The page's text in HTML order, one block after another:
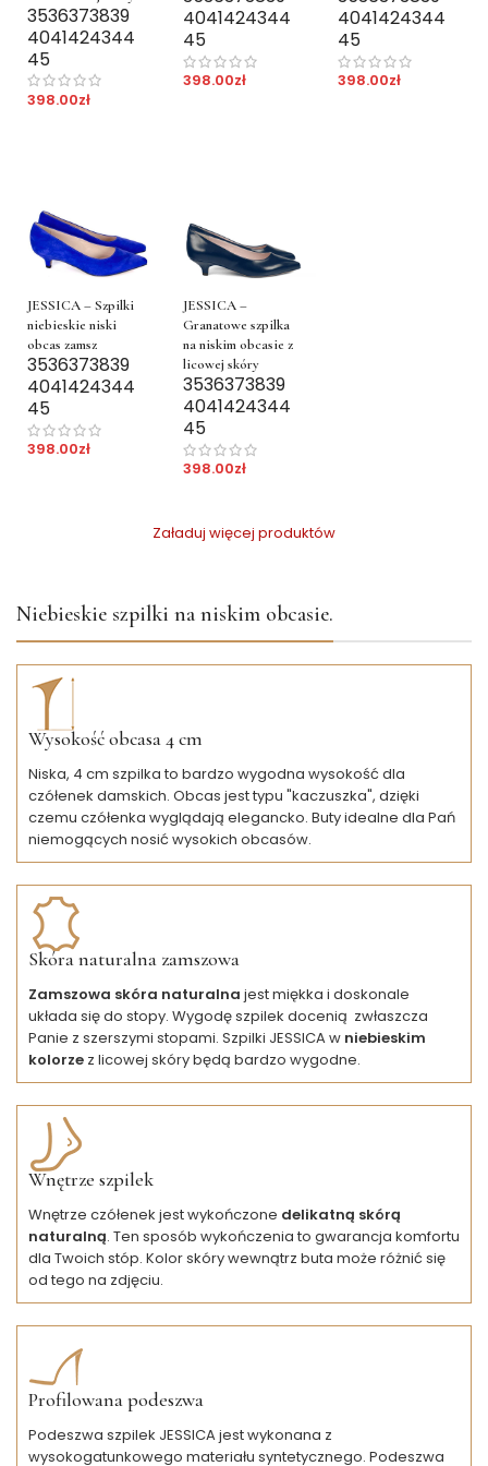
3536373839
4041424344
45
398.00zł
4041424344
45
398.00zł
4041424344
45
398.00zł
JESSICA – Szpilki
niebieskie niski
obcas zamsz
3536373839
4041424344
45
398.00zł
JESSICA –
Granatowe szpilka
na niskim obcasie z
licowej skóry
3536373839
4041424344
45
398.00zł
Załaduj więcej produktów
Niebieskie szpilki na niskim obcasie.
Wysokość obcasa 4 cm
Niska, 4 cm szpilka to bardzo wygodna wysokość dla
czółenek damskich. Obcas jest typu "kaczuszka", dzięki
czemu czółenka wyglądają elegancko. Buty idealne dla Pań
niemogących nosić wysokich obcasów.
Skóra naturalna zamszowa
Zamszowa skóra naturalna jest miękka i doskonale
układa się do stopy. Wygodę szpilek docenią zwłaszcza
Panie z szerszymi stopami. Szpilki JESSICA w niebieskim
kolorze z licowej skóry będą bardzo wygodne.
Wnętrze szpilek
Wnętrze czółenek jest wykończone delikatną skórą
naturalną. Ten sposób wykończenia to gwarancja komfortu
dla Twoich stóp. Kolor skóry wewnątrz buta może różnić się
od tego na zdjęciu.
Profilowana podeszwa
Podeszwa szpilek JESSICA jest wykonana z
wysokogatunkowego materiału syntetycznego. Podeszwa